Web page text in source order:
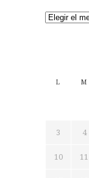
Archivos
L M
3 4
10 11